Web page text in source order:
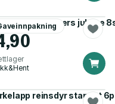
stickers juletre
ark reinsdyr stanset